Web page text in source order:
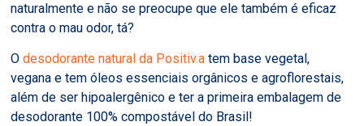
naturalmente e não se preocupe que ele também é eficaz
contra o mau odor, tá?
Odesodorante natural da Positiv.a tem base vegetal,
vegana e tem óleos essenciais orgânicos e agroflorestais,
além de ser hipoalergênico e ter a primeira embalagem de
desodorante 100% compostável do Brasil!